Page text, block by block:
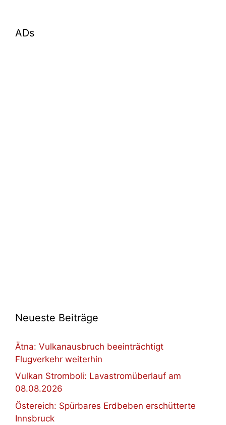
ADs
Neueste Beiträge
Ätna: Vulkanausbruch beeinträchtigt
Flugverkehr weiterhin
Vulkan Stromboli: Lavastromüberlauf am
08.08.2026
Östereich: Spürbares Erdbeben erschütterte
Innsbruck